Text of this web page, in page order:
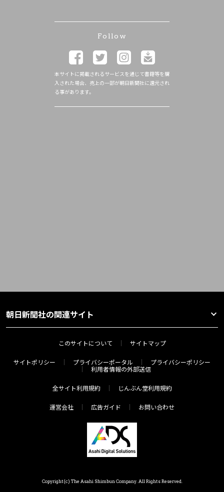
Follow
本サイトに掲載されるサービスを通じて書籍等を購
入された場合、売上の一部が朝日新聞社に還元され
る事があります。
朝日新聞社の関連サイト
このサイトについて サイトマップ
サイトポリシー プライバシーポータル
プライバシーポリシー
利用者情報の外部送信
全サイト利用規約 じんぶん堂利用規約
運営会社 広告ガイド お問い合わせ
Copyright(c) The Asahi Shimbun Company. All Rights Reserved.